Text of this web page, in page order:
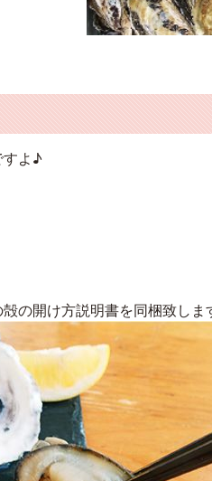
すよ♪
の開け方説明書を同梱致しま